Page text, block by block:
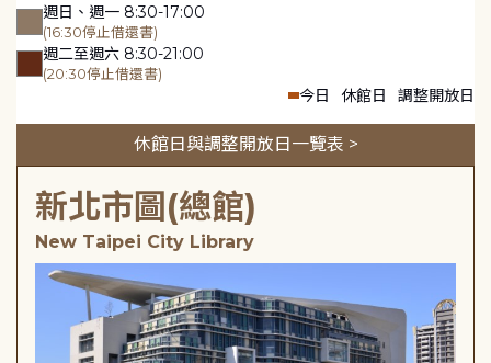
週日、週一 8:30-17:00
(16:30停止借還書)
週二至週六 8:30-21:00
(20:30停止借還書)
今日 休館日 調整開放日
休館日與調整開放日一覽表 >
新北市圖(總館)
New Taipei City Library